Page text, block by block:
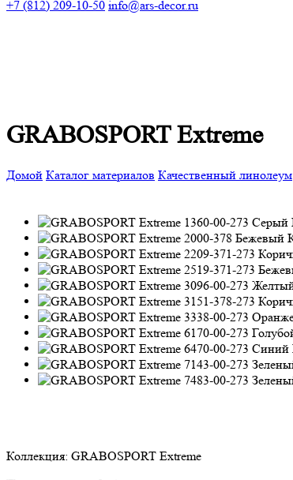
+7 (812) 209-10-50 info@ars-decor.ru
GRABOSPORT Extreme
Домой Каталог материалов Качественный линолеум
Коллекция: GRABOSPORT Extreme